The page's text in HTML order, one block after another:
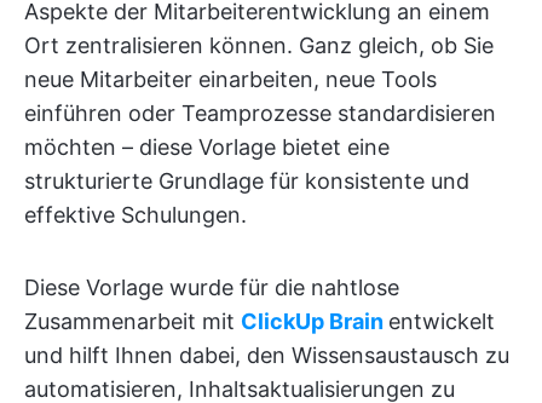
Aspekte der Mitarbeiterentwicklung an einem
Ort zentralisieren können. Ganz gleich, ob Sie
neue Mitarbeiter einarbeiten, neue Tools
einführen oder Teamprozesse standardisieren
möchten – diese Vorlage bietet eine
strukturierte Grundlage für konsistente und
effektive Schulungen.
Diese Vorlage wurde für die nahtlose
Zusammenarbeit mit ClickUp Brain entwickelt
und hilft Ihnen dabei, den Wissensaustausch zu
automatisieren, Inhaltsaktualisierungen zu